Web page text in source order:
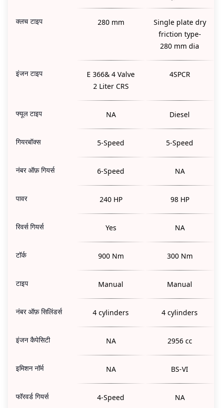
क्लच टाइप 280 mm
Single plate dry
friction type-
280 mm dia
इंजन टाइप
E 366& 4 Valve
2 Liter CRS
4SPCR
फ्यूल टाइप NA Diesel
गियरबॉक्स 5-Speed 5-Speed
नंबर ऑफ़ गियर्स 6-Speed NA
पावर 240 HP 98 HP
रिवर्स गियर्स Yes NA
टॉर्क 900 Nm 300 Nm
टाइप Manual Manual
नंबर ऑफ़ सिलिंडर्स 4 cylinders 4 cylinders
इंजन कैपेसिटी NA 2956 cc
इमिशन नॉर्म NA BS-VI
फॉरवर्ड गियर्स 4-Speed NA